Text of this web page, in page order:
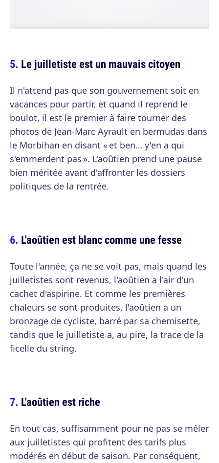
Le juilletiste est un mauvais citoyen
Il n'attend pas que son gouvernement soit en
vacances pour partir, et quand il reprend le
boulot, il est le premier à faire tourner des
photos de Jean-Marc Ayrault en bermudas dans
le Morbihan en disant « et ben… y'en a qui
s'emmerdent pas ». L'aoûtien prend une pause
bien méritée avant d'affronter les dossiers
politiques de la rentrée.
L'aoûtien est blanc comme une fesse
Toute l'année, ça ne se voit pas, mais quand les
juilletistes sont revenus, l'aoûtien a l'air d'un
cachet d'aspirine. Et comme les premières
chaleurs se sont produites, l'aoûtien a un
bronzage de cycliste, barré par sa chemisette,
tandis que le juilletiste a, au pire, la trace de la
ficelle du string.
L'aoûtien est riche
En tout cas, suffisamment pour ne pas se mêler
aux juilletistes qui profitent des tarifs plus
modérés en début de saison. Par conséquent,